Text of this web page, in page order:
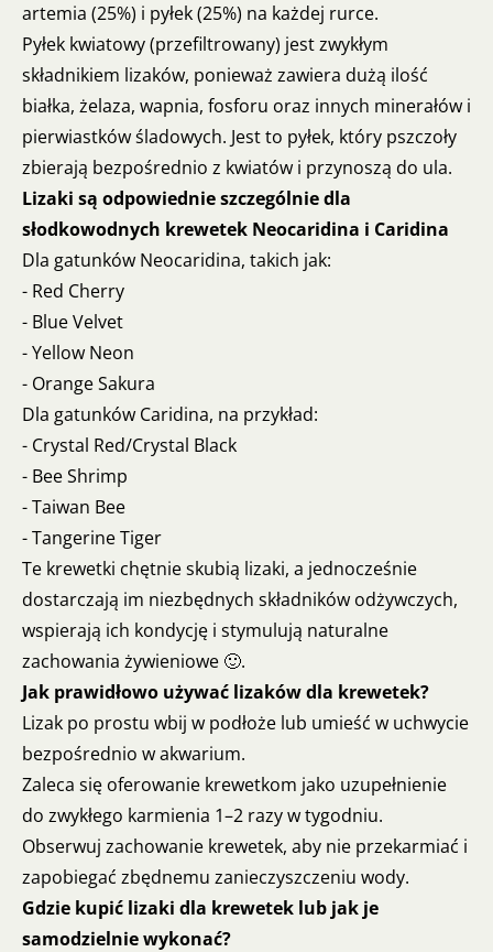
artemia (25%) i pyłek (25%) na każdej rurce.
Pyłek kwiatowy (przefiltrowany) jest zwykłym
składnikiem lizaków, ponieważ zawiera dużą ilość
białka, żelaza, wapnia, fosforu oraz innych minerałów i
pierwiastków śladowych. Jest to pyłek, który pszczoły
zbierają bezpośrednio z kwiatów i przynoszą do ula.
Lizaki są odpowiednie szczególnie dla
słodkowodnych krewetek Neocaridina i Caridina
Dla gatunków Neocaridina, takich jak:
- Red Cherry
- Blue Velvet
- Yellow Neon
- Orange Sakura
Dla gatunków Caridina, na przykład:
- Crystal Red/Crystal Black
- Bee Shrimp
- Taiwan Bee
- Tangerine Tiger
Te krewetki chętnie skubią lizaki, a jednocześnie
dostarczają im niezbędnych składników odżywczych,
wspierają ich kondycję i stymulują naturalne
zachowania żywieniowe 🙂.
Jak prawidłowo używać lizaków dla krewetek?
Lizak po prostu wbij w podłoże lub umieść w uchwycie
bezpośrednio w akwarium.
Zaleca się oferowanie krewetkom jako uzupełnienie
do zwykłego karmienia 1–2 razy w tygodniu.
Obserwuj zachowanie krewetek, aby nie przekarmiać i
zapobiegać zbędnemu zanieczyszczeniu wody.
Gdzie kupić lizaki dla krewetek lub jak je
samodzielnie wykonać?